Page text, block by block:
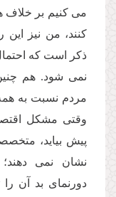
مى كنیم بر خلاف
كنند، من نیز این
ذكر است كه
نمى شود. هم
مردم نسبت به
وقتى مشكل
پیش بیاید،
نشان نمى
دورنماى بد آن